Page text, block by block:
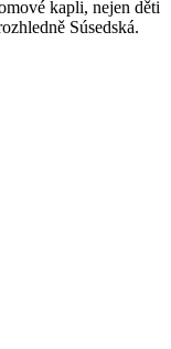
kapli, nejen děti
Súsedská.